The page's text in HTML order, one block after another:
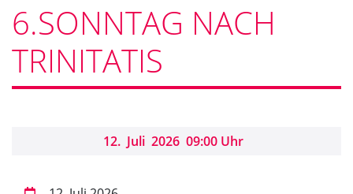
6.SONNTAG NACH
TRINITATIS
12. Juli 2026 09:00 Uhr